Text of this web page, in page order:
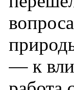
— к